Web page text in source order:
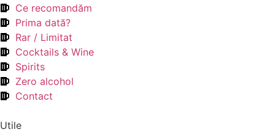
Ce recomandăm
Prima dată?
Rar / Limitat
Cocktails & Wine
Spirits
Zero alcohol
Contact
Utile